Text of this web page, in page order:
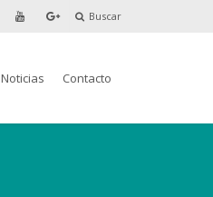
Buscar
Noticias Contacto